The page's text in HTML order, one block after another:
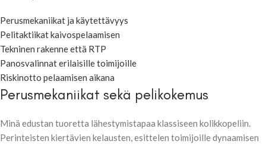
Perusmekaniikat ja käytettävyys
Pelitaktiikat kaivospelaamisen
Tekninen rakenne että RTP
Panosvalinnat erilaisille toimijoille
Riskinotto pelaamisen aikana
Perusmekaniikat sekä pelikokemus
Minä edustan tuoretta lähestymistapaa klassiseen kolikkopeliin.
Perinteisten kiertävien kelausten, esittelen toimijoille dynaamisen